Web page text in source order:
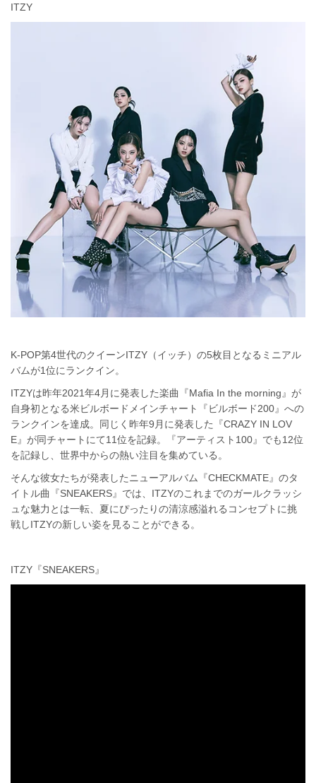
ITZY
K-POP第4世代のクイーンITZY（イッチ）の5枚目となるミニアル
バムが1位にランクイン。
ITZYは昨年2021年4月に発表した楽曲『Mafia In the morning』が
自身初となる米ビルボードメインチャート『ビルボード200』への
ランクインを達成。同じく昨年9月に発表した『CRAZY IN LOV
E』が同チャートにて11位を記録。『アーティスト100』でも12位
を記録し、世界中からの熱い注目を集めている。
そんな彼女たちが発表したニューアルバム『CHECKMATE』のタ
イトル曲『SNEAKERS』では、ITZYのこれまでのガールクラッシ
ュな魅力とは一転、夏にぴったりの清涼感溢れるコンセプトに挑
戦しITZYの新しい姿を見ることができる。
ITZY『SNEAKERS』